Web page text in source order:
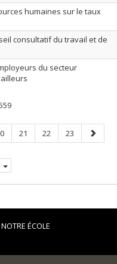
humaines sur le taux
consultatif du travail et de
du secteur
Page
21 Page
22 Page
23
Page
suivante
NOTRE ÉCOLE